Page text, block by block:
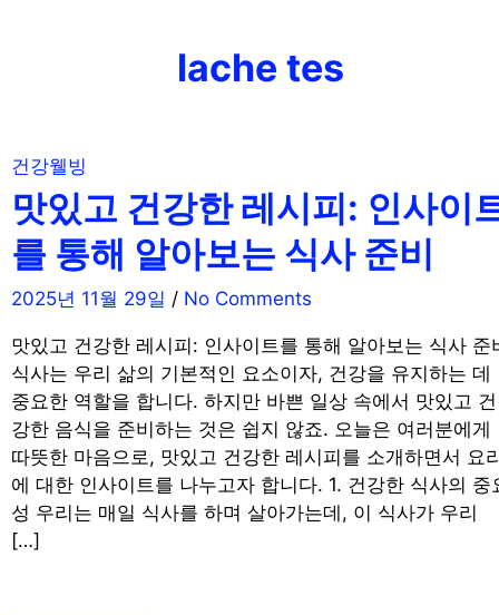
lache tes
건강웰빙
맛있고 건강한 레시피: 인사이
를 통해 알아보는 식사 준비
2025년 11월 29일 / No Comments
맛있고 건강한 레시피: 인사이트를 통해 알아보는 식사 준
식사는 우리 삶의 기본적인 요소이자, 건강을 유지하는 데
중요한 역할을 합니다. 하지만 바쁜 일상 속에서 맛있고 건
강한 음식을 준비하는 것은 쉽지 않죠. 오늘은 여러분에게
따뜻한 마음으로, 맛있고 건강한 레시피를 소개하면서 요
에 대한 인사이트를 나누고자 합니다. 1. 건강한 식사의 중
성 우리는 매일 식사를 하며 살아가는데, 이 식사가 우리
[…]